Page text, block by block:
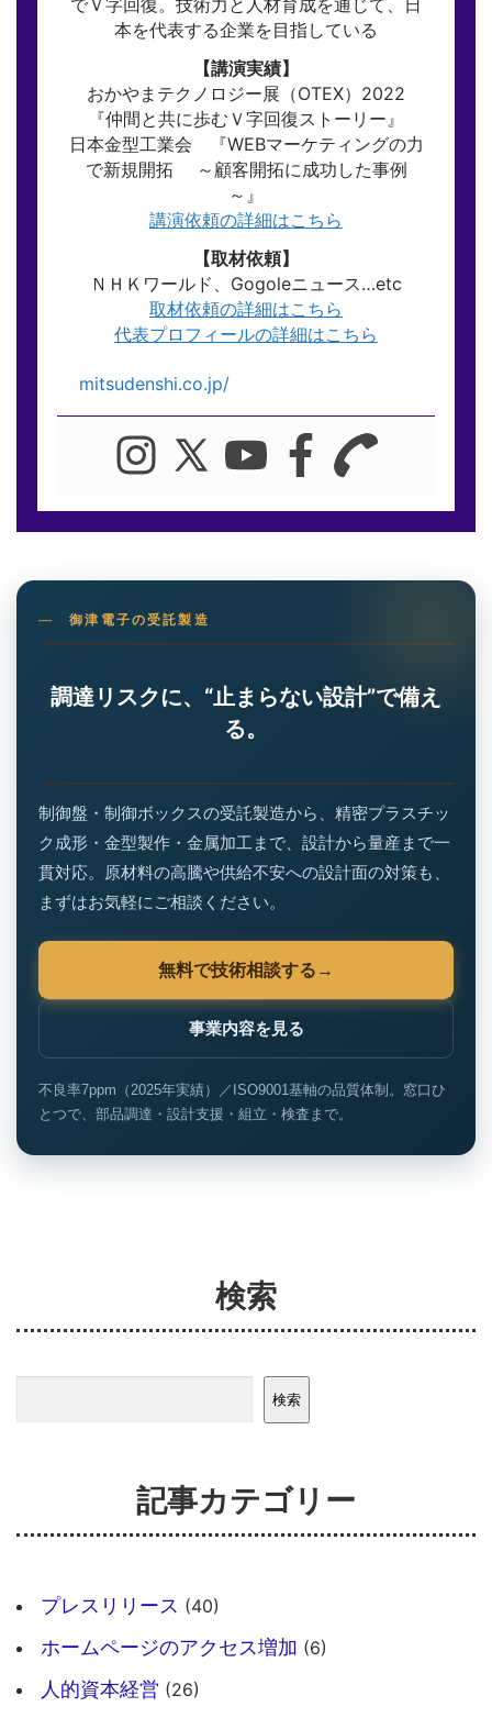
本を代表する企業を目指している
【講演実績】
おかやまテクノロジー展（OTEX）2022
『仲間と共に歩むＶ字回復ストーリー』
日本金型工業会 『WEBマーケティングの力
で新規開拓 ～顧客開拓に成功した事例
～』
講演依頼の詳細はこちら
【取材依頼】
ＮＨＫワールド、Gogoleニュース…etc
取材依頼の詳細はこちら
代表プロフィールの詳細はこちら
mitsudenshi.co.jp/
御津電子の受託製造
調達リスクに、“止まらない設計”で備え
る。
制御盤・制御ボックスの受託製造から、精密プラスチッ
ク成形・金型製作・金属加工まで、設計から量産まで一
貫対応。原材料の高騰や供給不安への設計面の対策も、
まずはお気軽にご相談ください。
無料で技術相談する
事業内容を見る
不良率7ppm（2025年実績）／ISO9001基軸の品質体制。窓口ひ
とつで、部品調達・設計支援・組立・検査まで。
検索
検索
記事カテゴリー
プレスリリース (40)
ホームページのアクセス増加 (6)
人的資本経営 (26)